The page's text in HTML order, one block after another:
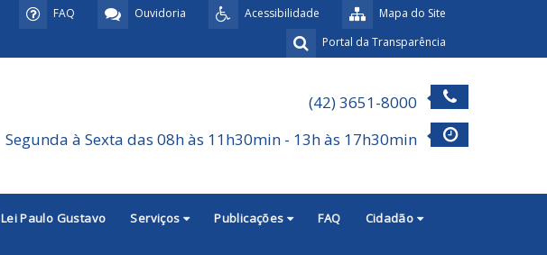
Mapa do Site
Acessibilidade
Ouvidoria
FAQ
Portal da Transparência
(42) 3651-8000
Segunda à Sexta das 08h às 11h30min - 13h às 17h30min
Lei Paulo Gustavo Serviços Publicações FAQ Cidadão